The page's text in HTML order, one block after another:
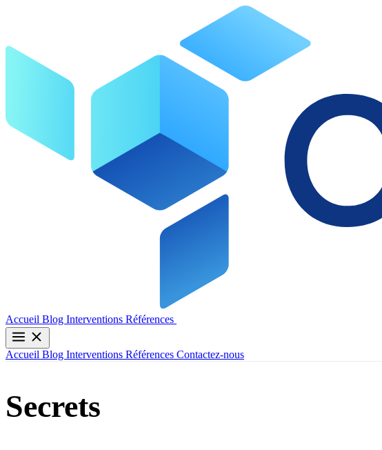
Accueil Blog Interventions Références
Accueil Blog Interventions Références Contactez-nous
Secrets